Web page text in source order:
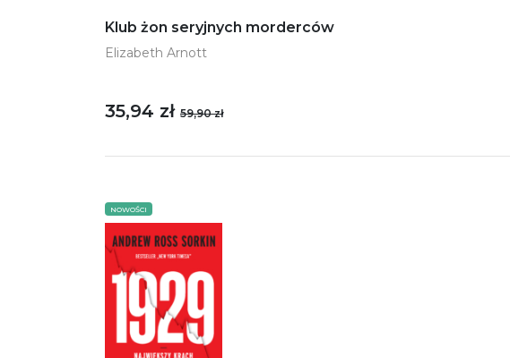
Klub żon seryjnych morderców
Elizabeth Arnott
35,94 zł 59,90 zł
NOWOŚCI